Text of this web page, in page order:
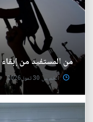
من المستفيد من
الخميس 30 تموز 2026